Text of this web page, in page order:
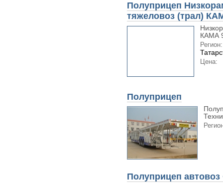
Полуприцеп
тяжеловоз (трал)
КАМА
Регион:
Цена:
Полуприцеп
Полуприцеп автовоз